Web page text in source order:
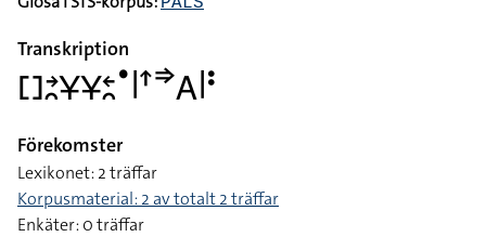
Transkription
􌤓􌥔􌥘􌥃􌥃􌥓􌥘􌤟􌥼􌦃􌦆􌤤􌥼􌥻
Förekomster
Lexikonet: 2 träffar
Korpusmaterial: 2 av totalt 2 träffar
Enkäter: 0 träffar